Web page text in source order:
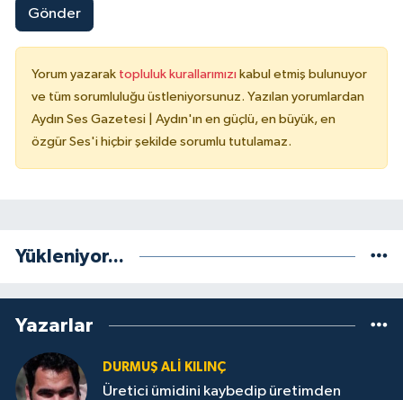
Gönder
Yorum yazarak topluluk kurallarımızı kabul etmiş bulunuyor
ve tüm sorumluluğu üstleniyorsunuz. Yazılan yorumlardan
Aydın Ses Gazetesi | Aydın'ın en güçlü, en büyük, en
özgür Ses'i hiçbir şekilde sorumlu tutulamaz.
Yükleniyor...
Yazarlar
DURMUŞ ALI KILINÇ
Üretici ümidini kaybedip üretimden